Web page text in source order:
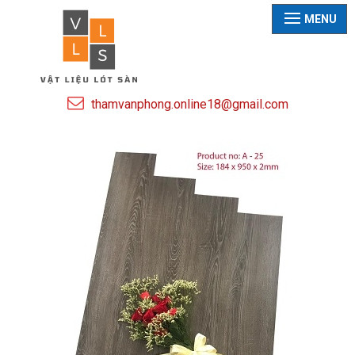
thamvanphong.online18@gmail.com
MENU